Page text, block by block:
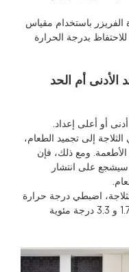
باستخدام مقياس
بدرجة الحرارة
الأدنى أم الحد
أو أعلى إعداد.
إلى تجميد الطعام،
ومع ذلك، فإن
سيشجع على انتشار
اضبطي درجة حرارة
الثلاجة مسبقًا على النطاق المناسب من 1.7 و 3.3 درجة مئوية